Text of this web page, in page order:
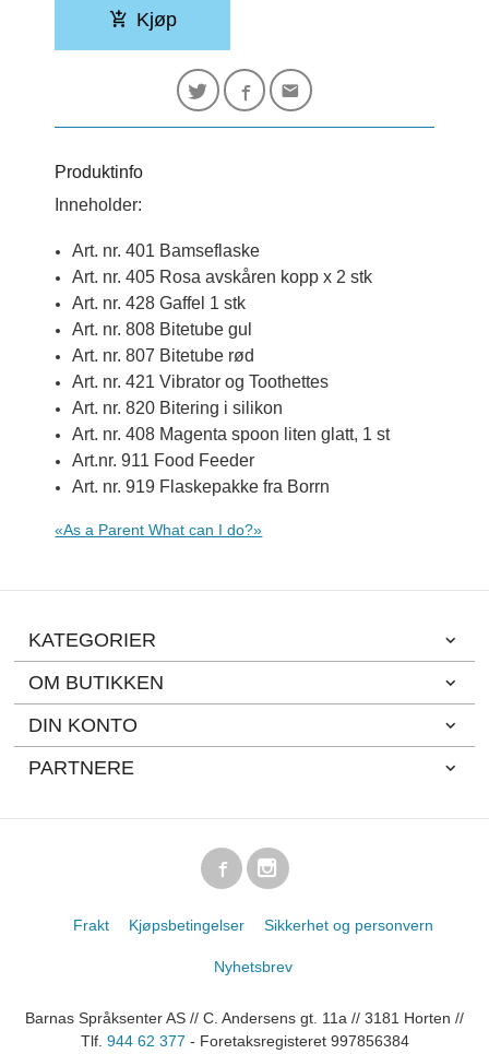
Kjøp
Produktinfo
Inneholder:
Art. nr. 401 Bamseflaske
Art. nr. 405 Rosa avskåren kopp x 2 stk
Art. nr. 428 Gaffel 1 stk
Art. nr. 808 Bitetube gul
Art. nr. 807 Bitetube rød
Art. nr. 421 Vibrator og Toothettes
Art. nr. 820 Bitering i silikon
Art. nr. 408 Magenta spoon liten glatt, 1 st
Art.nr. 911 Food Feeder
Art. nr. 919 Flaskepakke fra Borrn
«As a Parent What can I do?»
KATEGORIER
OM BUTIKKEN
DIN KONTO
PARTNERE
Frakt Kjøpsbetingelser Sikkerhet og personvern
Nyhetsbrev
Barnas Språksenter AS // C. Andersens gt. 11a // 3181 Horten //
Tlf. 944 62 377 - Foretaksregisteret 997856384